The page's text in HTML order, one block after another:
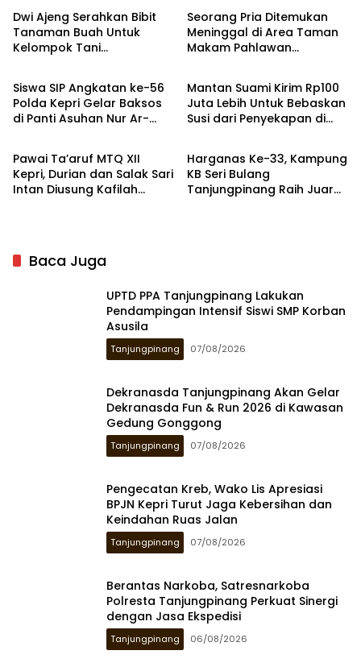
Dwi Ajeng Serahkan Bibit
Tanaman Buah Untuk
Kelompok Tani
Seorang Pria Ditemukan
Meninggal di Area Taman
Makam Pahlawan
Tanjungpinang
Siswa SIP Angkatan ke-56
Polda Kepri Gelar Baksos
di Panti Asuhan Nur Ar-
Hukrim
Mantan Suami Kirim Rp100
Juta Lebih Untuk Bebaskan
Susi dari Penyekapan di
Bintan
Pawai Ta’aruf MTQ XII
Kepri, Durian dan Salak Sari
Intan Diusung Kafilah
Tanjungpinang
Harganas Ke-33, Kampung
KB Seri Bulang
Tanjungpinang Raih Juara
Baca Juga
UPTD PPA Tanjungpinang Lakukan
Pendampingan Intensif Siswi SMP Korban
Asusila
Tanjungpinang 07/08/2026
Dekranasda Tanjungpinang Akan Gelar
Dekranasda Fun & Run 2026 di Kawasan
Gedung Gonggong
Tanjungpinang 07/08/2026
Pengecatan Kreb, Wako Lis Apresiasi
BPJN Kepri Turut Jaga Kebersihan dan
Keindahan Ruas Jalan
Tanjungpinang 07/08/2026
Berantas Narkoba, Satresnarkoba
Polresta Tanjungpinang Perkuat Sinergi
dengan Jasa Ekspedisi
Tanjungpinang 06/08/2026